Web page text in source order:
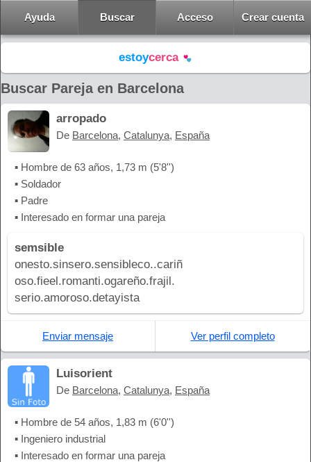
Ayuda Buscar Acceso Crear cuenta
estoycerca
Buscar Pareja en Barcelona
arropado
De Barcelona, Catalunya, España
▪ Hombre de 63 años, 1,73 m (5'8'')
▪ Soldador
▪ Padre
▪ Interesado en formar una pareja
semsible
onesto.sinsero.sensibleco..cariñ
oso.fieel.romanti.ogareño.frajil.
serio.amoroso.detayista
Enviar mensaje Ver perfil completo
Luisorient
De Barcelona, Catalunya, España
▪ Hombre de 54 años, 1,83 m (6'0'')
▪ Ingeniero industrial
▪ Interesado en formar una pareja